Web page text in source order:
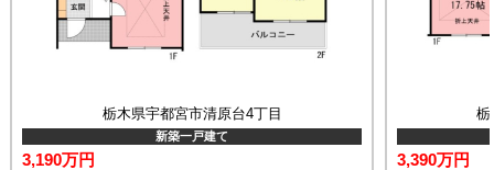
栃木県宇都宮市清原台4丁目
新築一戸建て
3,190万円
栃
3,390万円